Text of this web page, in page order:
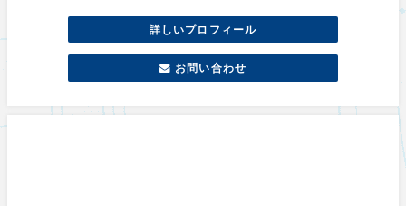
詳しいプロフィール
お問い合わせ